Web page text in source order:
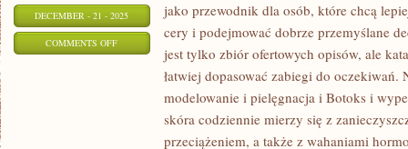
DECEMBER - 21 - 2025
COMMENTS OFFON
jako przewodnik dla osób, które chcą
cery i podejmować dobrze przemyślane
jest tylko zbiór ofertowych opisów, ale
łatwiej dopasować zabiegi do oczekiwań.
modelowanie i pielęgnacja i Botoks i
skóra codziennie mierzy się z
przeciążeniem, a także z wahaniami